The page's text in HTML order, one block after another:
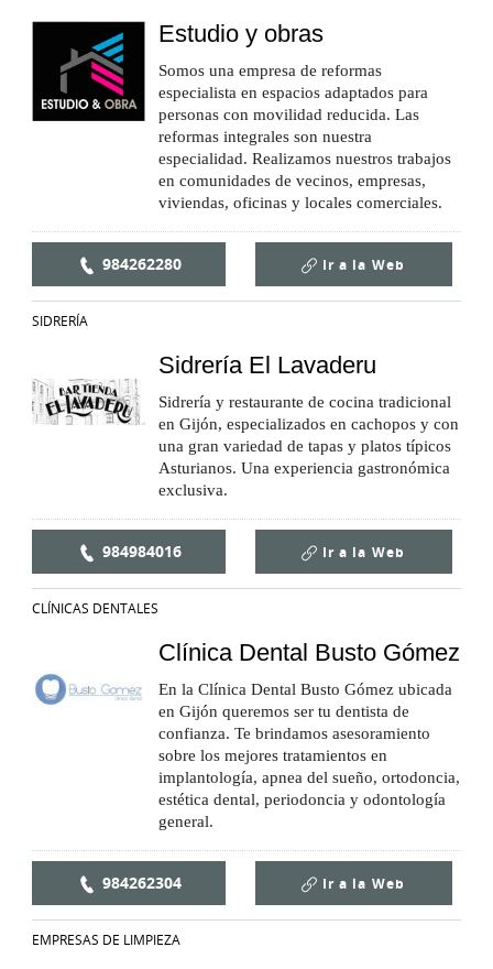
Estudio y obras
Somos una empresa de reformas
especialista en espacios adaptados para
personas con movilidad reducida. Las
reformas integrales son nuestra
especialidad. Realizamos nuestros trabajos
en comunidades de vecinos, empresas,
viviendas, oficinas y locales comerciales.
984262280 Ir a la Web
SIDRERÍA
Sidrería El Lavaderu
Sidrería y restaurante de cocina tradicional
en Gijón, especializados en cachopos y con
una gran variedad de tapas y platos típicos
Asturianos. Una experiencia gastronómica
exclusiva.
984984016 Ir a la Web
CLÍNICAS DENTALES
Clínica Dental Busto Gómez
En la Clínica Dental Busto Gómez ubicada
en Gijón queremos ser tu dentista de
confianza. Te brindamos asesoramiento
sobre los mejores tratamientos en
implantología, apnea del sueño, ortodoncia,
estética dental, periodoncia y odontología
general.
984262304 Ir a la Web
EMPRESAS DE LIMPIEZA